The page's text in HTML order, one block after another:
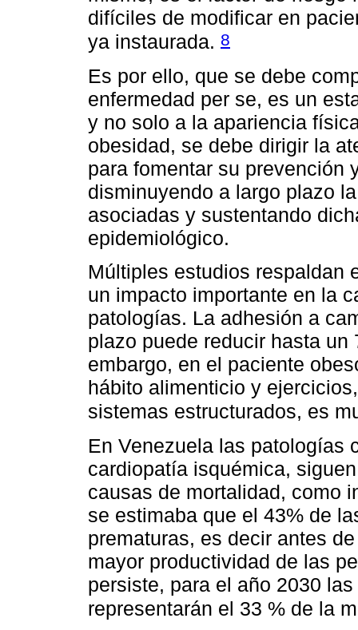
difíciles de modificar en
ya instaurada. 8
Es por ello, que se debe
enfermedad per se, es un
y no solo a la apariencia
obesidad, se debe dirigir la
para fomentar su prevención
disminuyendo a largo plazo
asociadas y sustentando
epidemiológico.
Múltiples estudios respaldan
un impacto importante en la
patologías. La adhesión a
plazo puede reducir hasta
embargo, en el paciente
hábito alimenticio y
sistemas estructurados, es
En Venezuela las patologías
cardiopatía isquémica,
causas de mortalidad, como
se estimaba que el 43% de
prematuras, es decir antes
mayor productividad de las
persiste, para el año 2030
representarán el 33 % de la